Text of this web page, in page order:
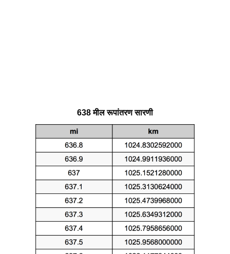
638 मील रूपांतरण सारणी